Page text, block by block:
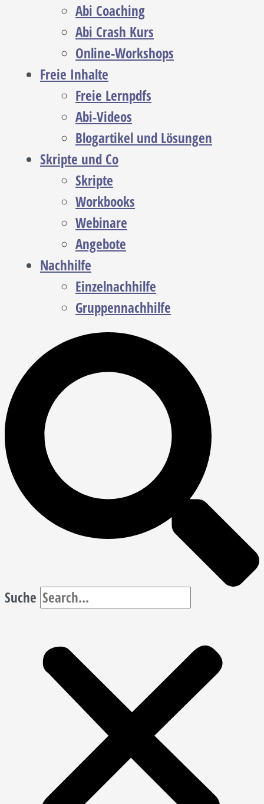
Abi Coaching
Abi Crash Kurs
Online-Workshops
Freie Inhalte
Freie Lernpdfs
Abi-Videos
Blogartikel und Lösungen
Skripte und Co
Skripte
Workbooks
Webinare
Angebote
Nachhilfe
Einzelnachhilfe
Gruppennachhilfe
Suche